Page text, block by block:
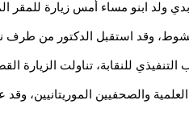
ولد ابنو مساء أمس زيارة للمقر
وقد استقبل الدكتور من
للنقابة، تناولت الزيارة
والصحفيين الموريتانيين،